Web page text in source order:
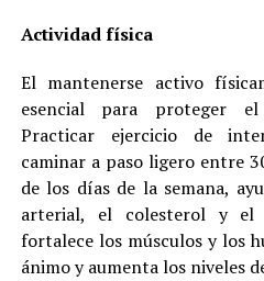
Actividad física
El mantenerse activo
esencial para proteger el
Practicar ejercicio de
caminar a paso ligero entre
de los días de la semana,
arterial, el colesterol y el
fortalece los músculos y los
ánimo y aumenta los niveles